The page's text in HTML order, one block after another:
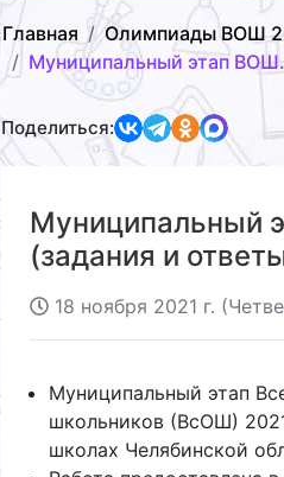
Главная Олимпиады ВОШ
Муниципальный этап
Поделиться:
Муниципальный
(задания и
18 ноября 2021 г.
Муниципальный этап
школьников (ВсОШ)
школах Челябинской